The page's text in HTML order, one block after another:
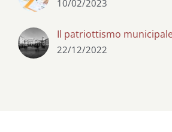
10/02/2023
Il patriottismo
22/12/2022